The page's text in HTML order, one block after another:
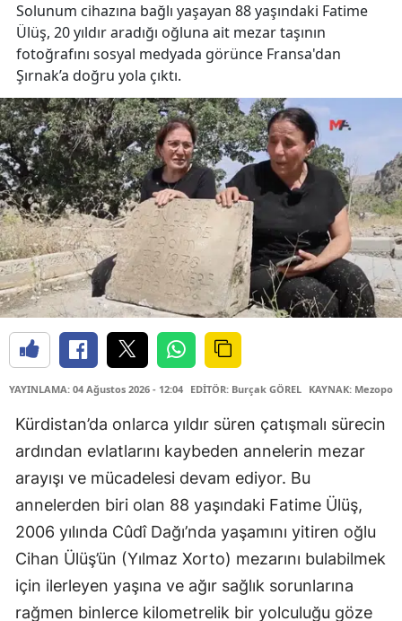
Solunum cihazına bağlı yaşayan 88 yaşındaki Fatime
Ülüş, 20 yıldır aradığı oğluna ait mezar taşının
fotoğrafını sosyal medyada görünce Fransa'dan
Şırnak’a doğru yola çıktı.
YAYINLAMA: 04 Ağustos 2026 - 12:04 EDİTÖR: Burçak GÖREL KAYNAK:
Kürdistan’da onlarca yıldır süren çatışmalı sürecin
ardından evlatlarını kaybeden annelerin mezar
arayışı ve mücadelesi devam ediyor. Bu
annelerden biri olan 88 yaşındaki Fatime Ülüş,
2006 yılında Cûdî Dağı’nda yaşamını yitiren oğlu
Cihan Ülüş’ün (Yılmaz Xorto) mezarını bulabilmek
için ilerleyen yaşına ve ağır sağlık sorunlarına
rağmen binlerce kilometrelik bir yolculuğu göze